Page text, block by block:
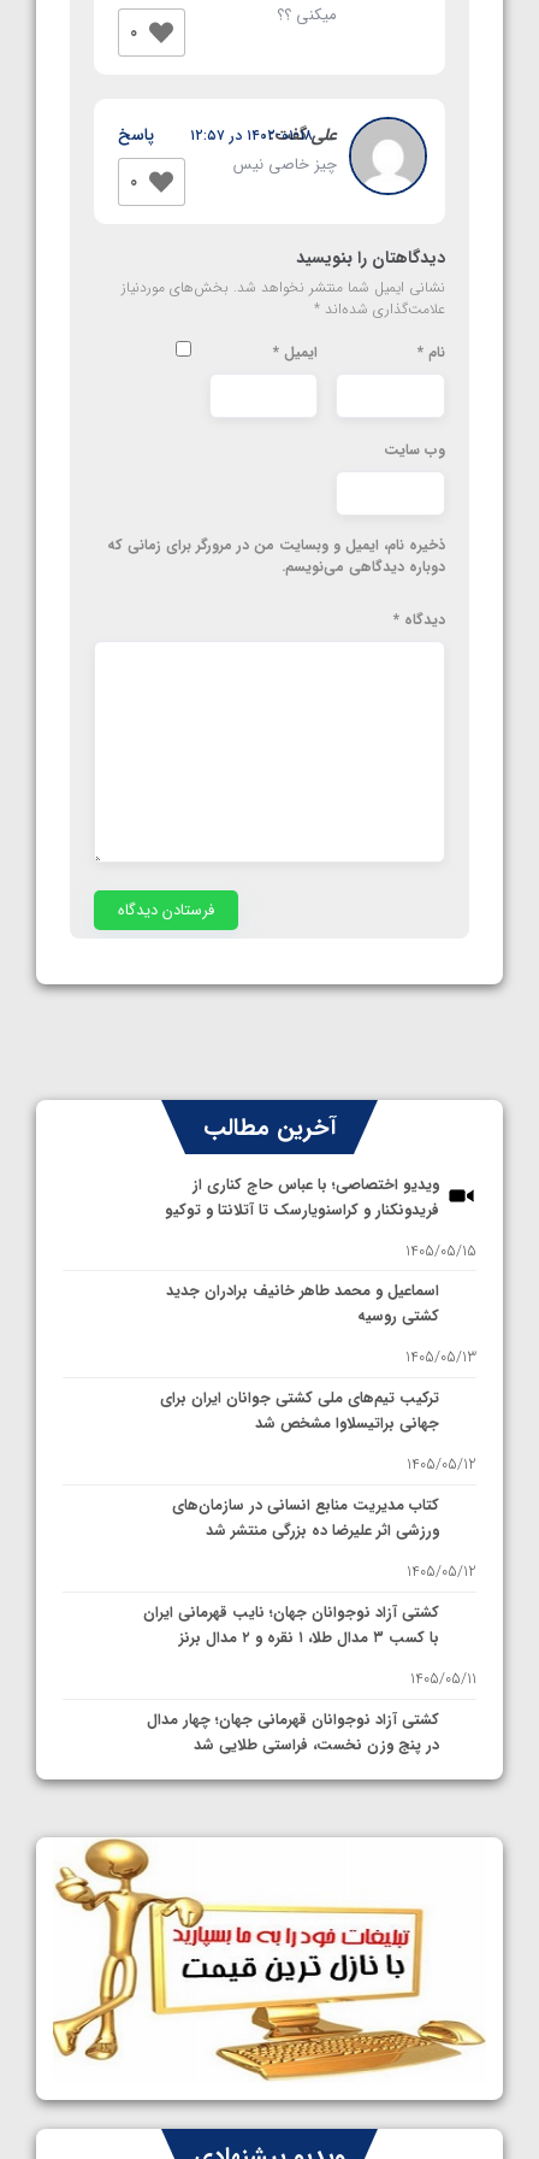
میکنی ؟؟
0
علیگفت:
۱۴۰۲-۰۱-۱۸ در ۱۲:۵۷
چیز خاصی نیس
0
پاسخ
دیدگاهتان را بنویسید
نشانی ایمیل شما منتشر نخواهد شد. بخش‌های موردنیاز
علامت‌گذاری شده‌اند *
نام * ایمیل *
وب‌ سایت
ذخیره نام، ایمیل و وبسایت من در مرورگر برای زمانی که
دوباره دیدگاهی می‌نویسم.
دیدگاه *
آخرین مطالب
ویدیو اختصاصی؛ با عباس حاج کناری از
فریدونکنار و کراسنویارسک تا آتلانتا و توکیو
1405/05/15
اسماعیل و محمد طاهر خانیف برادران جدید
کشتی روسیه
1405/05/13
ترکیب تیم‌های ملی کشتی جوانان ایران برای
جهانی براتیسلاوا مشخص شد
1405/05/12
کتاب مدیریت منابع انسانی در سازمان‌های
ورزشی اثر علیرضا ده بزرگی منتشر شد
1405/05/12
کشتی آزاد نوجوانان جهان؛ نایب قهرمانی ایران
با کسب ۳ مدال طلا، ۱ نقره و ۲ مدال برنز
1405/05/11
کشتی آزاد نوجوانان قهرمانی جهان؛ چهار مدال
در پنج وزن نخست، فراستی طلایی شد
1405/05/11
کشتی آزاد نوجوانان جهان؛ رقبای نمایندگان
ایران مشخص شدند
1405/05/08
کشتی فرنگی نوجوانان جهان؛ سکوی تیمی
سوم برای ایران
1405/05/07
ایران چشم به راه چهار مدال در پنج وزن دوم